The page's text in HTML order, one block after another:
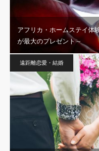
アフリカ・ホームステイ体
が最大のプレゼント～
遠距離恋愛・結婚